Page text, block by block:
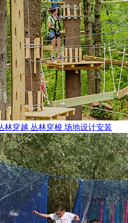
林穿越 丛林穿梭 场地设计安装